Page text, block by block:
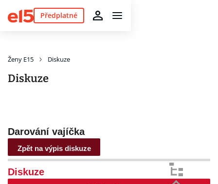
Předplatné
Ženy E15 Diskuze
Diskuze
Darování vajíčka
Zpět na výpis diskuze
Diskuze